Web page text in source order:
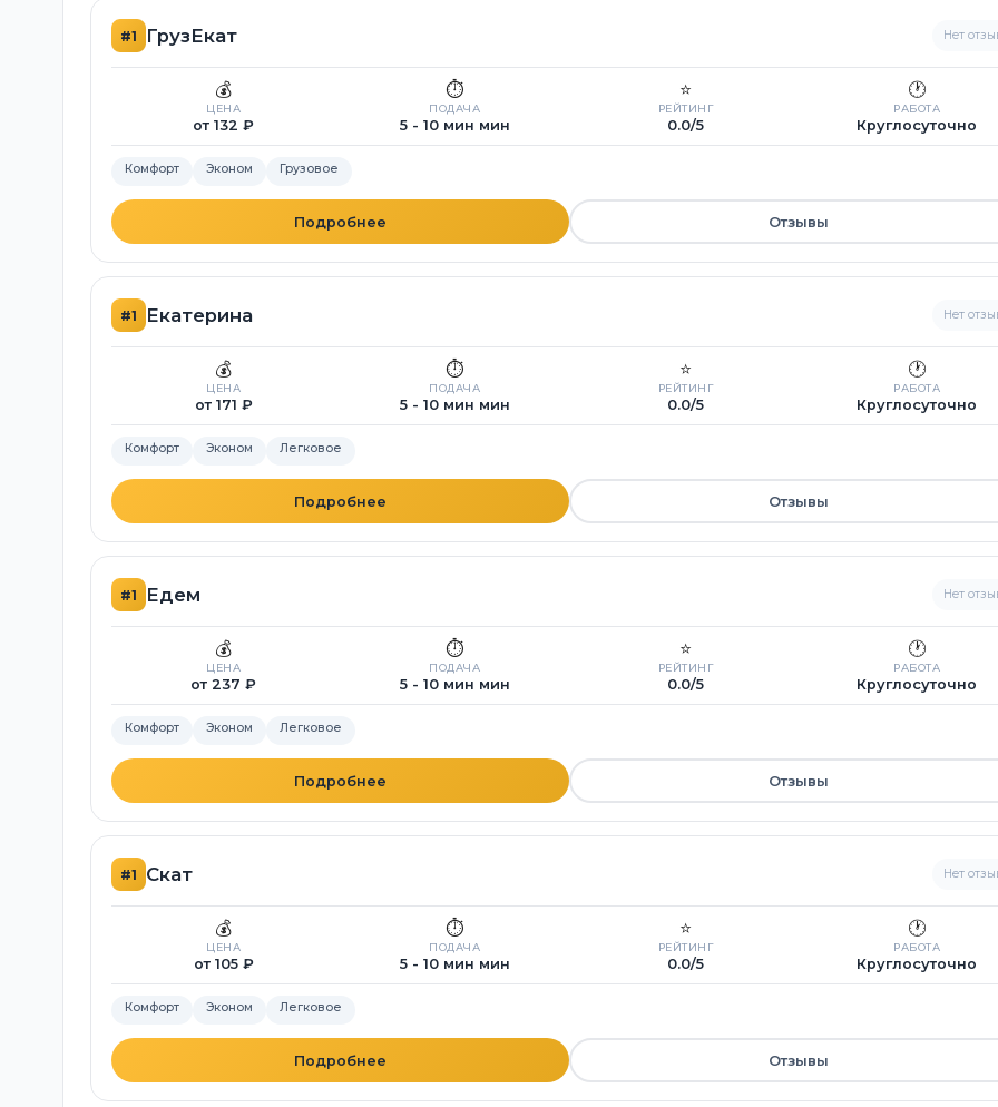
#1 ГрузЕкат Нет
💰
ЦЕНА
от 132 ₽
⏱️
ПОДАЧА
5 - 10 мин мин
⭐
РЕЙТИНГ
0.0/5
🕐
РАБОТА
Круглосуточно
Комфорт Эконом Грузовое
Подробнее Отзывы
#1 Екатерина Нет
💰
ЦЕНА
от 171 ₽
⏱️
ПОДАЧА
5 - 10 мин мин
⭐
РЕЙТИНГ
0.0/5
🕐
РАБОТА
Круглосуточно
Комфорт Эконом Легковое
Подробнее Отзывы
#1 Едем Нет
💰
ЦЕНА
от 237 ₽
⏱️
ПОДАЧА
5 - 10 мин мин
⭐
РЕЙТИНГ
0.0/5
🕐
РАБОТА
Круглосуточно
Комфорт Эконом Легковое
Подробнее Отзывы
#1 Скат Нет
💰
ЦЕНА
от 105 ₽
⏱️
ПОДАЧА
5 - 10 мин мин
⭐
РЕЙТИНГ
0.0/5
🕐
РАБОТА
Круглосуточно
Комфорт Эконом Легковое
Подробнее Отзывы